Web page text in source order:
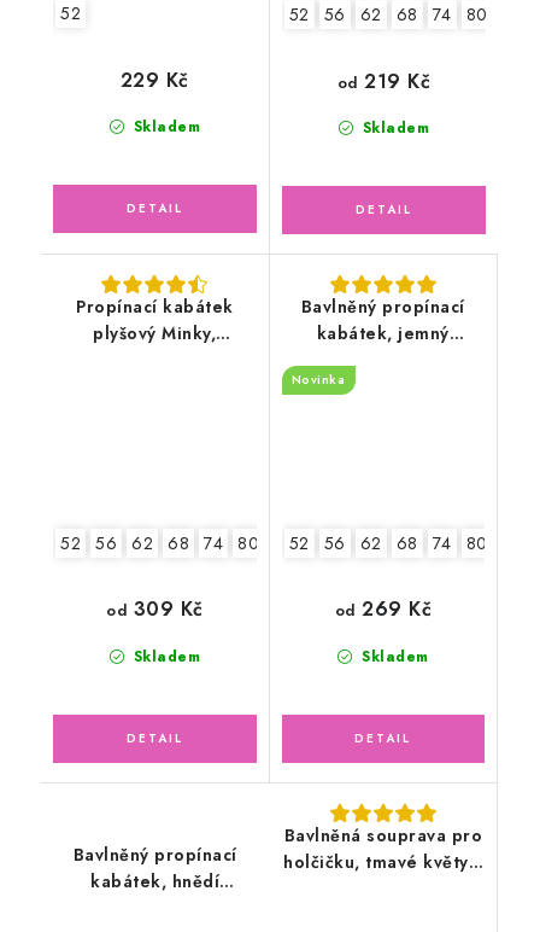
52
Skladem
229 Kč
52 56 62 68 74 80
Skladem
od 219 Kč
Propínací kabátek
plyšový Minky,
52 56 62 68 74 80 86
Skladem
od 309 Kč
Bavlněný propínací
kabátek, jemný
ažurový vzor, světle
pudrový
Novinka
52 56 62 68 74 80
Skladem
od 269 Kč
Bavlněný propínací
kabátek, hnědí
Bavlněná souprava pro
holčičku, tmavé květy s